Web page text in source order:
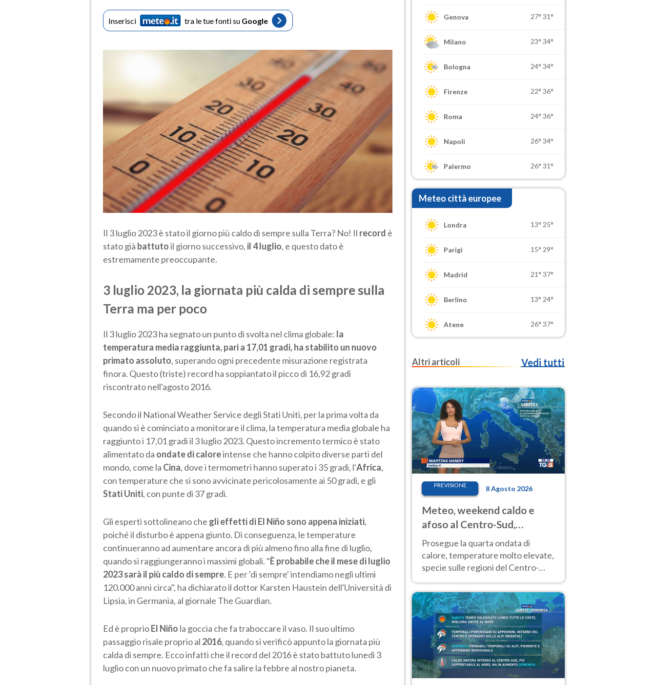
Inserisci tra le tue fonti su Google
Il 3 luglio 2023 è stato il giorno più caldo di sempre sulla Terra? No! Il record è
stato già battutoil giorno successivo, il 4 luglio, e questo dato è
estremamente preoccupante.
3 luglio 2023, la giornata più calda di sempre sulla
Terra ma per poco
Il 3 luglio 2023 ha segnato un punto di svolta nel clima globale: la
temperatura media raggiunta, pari a 17,01 gradi, ha stabilito un nuovo
primato assoluto, superando ogni precedente misurazione registrata
finora. Questo (triste) record ha soppiantato il picco di 16,92 gradi
riscontrato nell'agosto 2016.
Secondo il National Weather Service degli Stati Uniti, per la prima volta da
quando si è cominciato a monitorare il clima, la temperatura media globale ha
raggiunto i 17,01 gradi il 3 luglio 2023. Questo incremento termico è stato
alimentato da ondate di caloreintense che hanno colpito diverse parti del
mondo, come la Cina, dove i termometri hanno superato i 35 gradi, l'Africa,
con temperature che si sono avvicinate pericolosamente ai 50 gradi, e gli
Stati Uniti, con punte di 37 gradi.
Gli esperti sottolineano che gli effetti di El Niño sono appena iniziati,
poiché il disturbo è appena giunto. Di conseguenza, le temperature
continueranno ad aumentare ancora di più almeno fino alla fine di luglio,
quando si raggiungeranno i massimi globali. "È probabile che il mese di luglio
2023 sarà il più caldo di sempre. E per 'di sempre' intendiamo negli ultimi
120.000 anni circa", ha dichiarato il dottor Karsten Haustein dell'Università di
Lipsia, in Germania, al giornale The Guardian.
Ed è proprioEl Niño la goccia che fa traboccare il vaso. Il suo ultimo
passaggio risale proprio al 2016, quando si verificò appunto la giornata più
calda di sempre. Ecco infatti che il record del 2016 è stato battuto lunedì 3
luglio con un nuovo primato che fa salire la febbre al nostro pianeta.
Genova 27° 31°
Milano 23° 34°
Bologna 24° 34°
Firenze 22° 36°
Roma 24° 36°
Napoli 26° 34°
Palermo 26° 31°
Meteo città europee
Londra 13° 25°
Parigi 15° 29°
Madrid 21° 37°
Berlino 13° 24°
Atene 26° 37°
Altri articoli Vedi tutti
PREVISIONE 8 Agosto 2026
Meteo, weekend caldo e
afoso al Centro-Sud,
temporali sui rilievi
Prosegue la quarta ondata di
calore, temperature molto elevate,
specie sulle regioni del Centro-
aree montuose